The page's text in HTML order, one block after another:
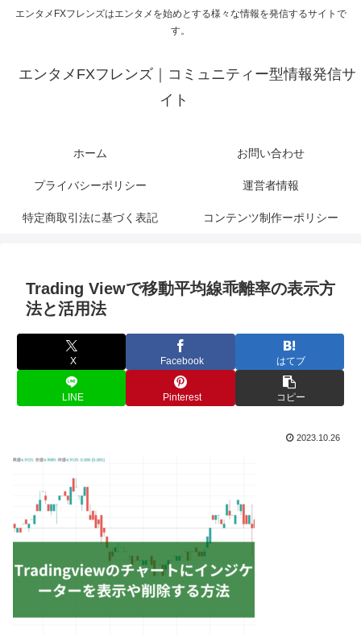
エンタメFXフレンズはエンタメを始めとする様々な情報を発信するサイトで
す。
エンタメFXフレンズ｜コミュニティー型情報発信サ
イト
ホーム お問い合わせ
プライバシーポリシー 運営者情報
特定商取引法に基づく表記 コンテンツ制作ーポリシー
Trading Viewで移動平均線乖離率の表示方
法と活用法
X Facebook はてブ
LINE Pinterest コピー
2023.10.26